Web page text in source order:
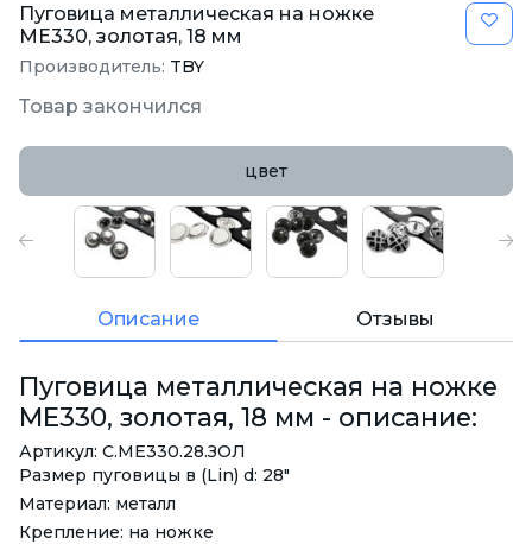
Пуговица металлическая на ножке
ME330, золотая, 18 мм
Производитель: TBY
Товар закончился
цвет
Описание Отзывы
Пуговица металлическая на ножке
ME330, золотая, 18 мм - описание:
Артикул: С.ME330.28.ЗОЛ
Размер пуговицы в (Lin) d: 28"
Материал: металл
Крепление: на ножке